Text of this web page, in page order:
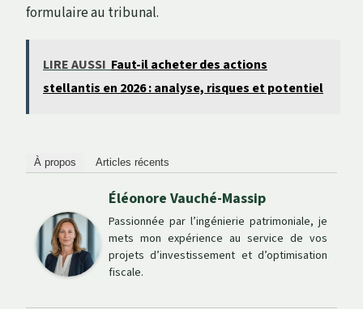
formulaire au tribunal.
LIRE AUSSI Faut-il acheter des actions
stellantis en 2026 : analyse, risques et potentiel
À propos Articles récents
Éléonore Vauché-Massip
Passionnée par l’ingénierie patrimoniale, je
mets mon expérience au service de vos
projets d’investissement et d’optimisation
fiscale.